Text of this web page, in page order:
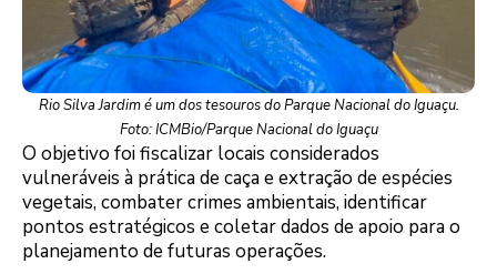
Rio Silva Jardim é um dos tesouros do Parque Nacional do Iguaçu.
Foto: ICMBio/Parque Nacional do Iguaçu
O objetivo foi fiscalizar locais considerados
vulneráveis à prática de caça e extração de espécies
vegetais, combater crimes ambientais, identificar
pontos estratégicos e coletar dados de apoio para o
planejamento de futuras operações.